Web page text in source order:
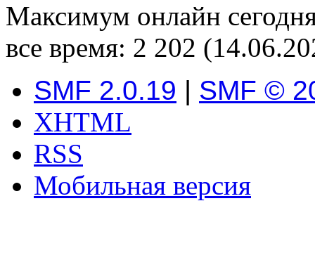
Максимум онлайн
все время: 2 202
SMF 2.0.19 | SMF ©
XHTML
RSS
Мобильная версия